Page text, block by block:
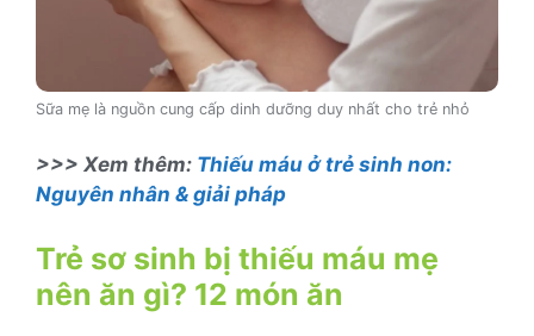
Sữa mẹ là nguồn cung cấp dinh dưỡng duy nhất cho trẻ nhỏ
>>> Xem thêm: Thiếu máu ở trẻ sinh non:
Nguyên nhân & giải pháp
Trẻ sơ sinh bị thiếu máu mẹ
nên ăn gì? 12 món ăn